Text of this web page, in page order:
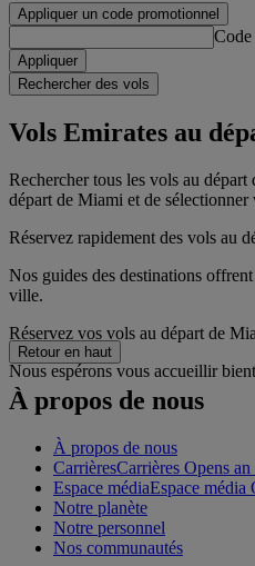
Appliquer un code promotionnel
Appliquer
Rechercher des vols
Vols Emirates au
Rechercher tous les vols au
départ de Miami et de
Réservez rapidement des vols au
Nos guides des destinations
ville.
Réservez vos vols au départ de
Nous espérons vous accueillir
Retour en haut
À propos de nous
À propos de nous
CarrièresCarrières Opens
Espace médiaEspace média
Notre planète
Notre personnel
Nos communautés